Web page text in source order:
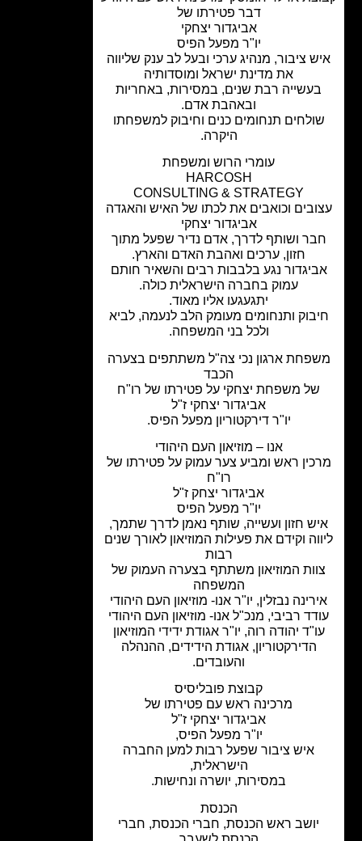
דבר פטירתו של
אביגדור יצחקי
יו"ר מפעל הפיס
ציבור, מנהיג ערכי ובעל לב ענק שליווה
את מדינת ישראל ומוסדותיה
רבת שנים, במסירות, באחריות
ובאהבת אדם.
תנחומים כנים וחיבוק למשפחתו
עומרי הרוש ומשפחת
HARCOSH
CONSULTING & STRATEGY
וכואבים את לכתו של האיש והאגדה
אביגדור יצחקי
ושותף לדרך, אדם נדיר שפעל מתוך
חזון, ערכים ואהבת האדם והארץ.
נגע בלבבות רבים והשאיר חותם
עמוק בחברה הישראלית כולה.
יתגעגעו אליו מאוד.
ותנחומים מעומק הלב לנעמה, לביא
ולכל בני המשפחה.
ארגון נכי צה"ל משתתפים בצערה
של משפחת יצחקי על פטירתו שלרו"ח
אביגדור יצחקי ז"ל
יו"ר דירקטוריון מפעל הפיס.
אנו – מוזיאון העם היהודי
ראש ומביע צער עמוק על פטירתו של
אביגדור יצחק ז"ל
יו"ר מפעל הפיס
חזון ועשייה, שותף נאמן לדרך שתמך,
וקידם את פעילות המוזיאון לאורך שנים
המוזיאון משתתף בצערה העמוק של
המשפחה
נבזלין, יו"ר אנו- מוזיאון העם היהודי
רביבי, מנכ"ל אנו- מוזיאון העם היהודי
יהודה רוה, יו"ר אגודת ידידי המוזיאון
הדירקטוריון, אגודת הידידים, ההנהלה
והעובדים.
קבוצת פובליסיס
מרכינה ראש עם פטירתו של
אביגדור יצחקי ז"ל
יו"ר מפעל הפיס,
איש ציבור שפעל רבות למען החברה
הישראלית,
במסירות, יושרה ונחישות.
יושב ראש הכנסת, חברי הכנסת, חברי